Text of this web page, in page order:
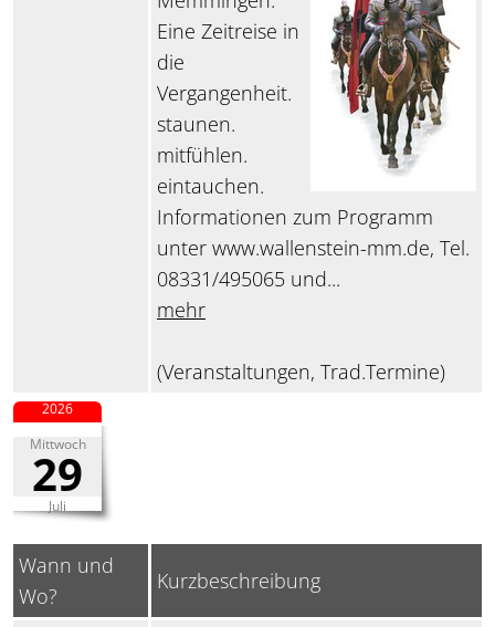
Eine Zeitreise in
die
Vergangenheit.
staunen.
mitfühlen.
eintauchen.
Informationen zum Programm
unter www.wallenstein-mm.de, Tel.
08331/495065 und...
mehr
(Veranstaltungen, Trad.Termine)
Mittwoch
29
Juli
2026
Wann und
Wo?
Kurzbeschreibung